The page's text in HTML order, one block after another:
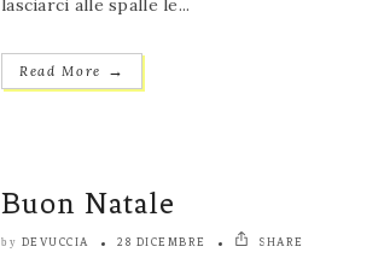
lasciarci alle spalle le...
Read More →
Buon Natale
by DEVUCCIA 28 DICEMBRE SHARE